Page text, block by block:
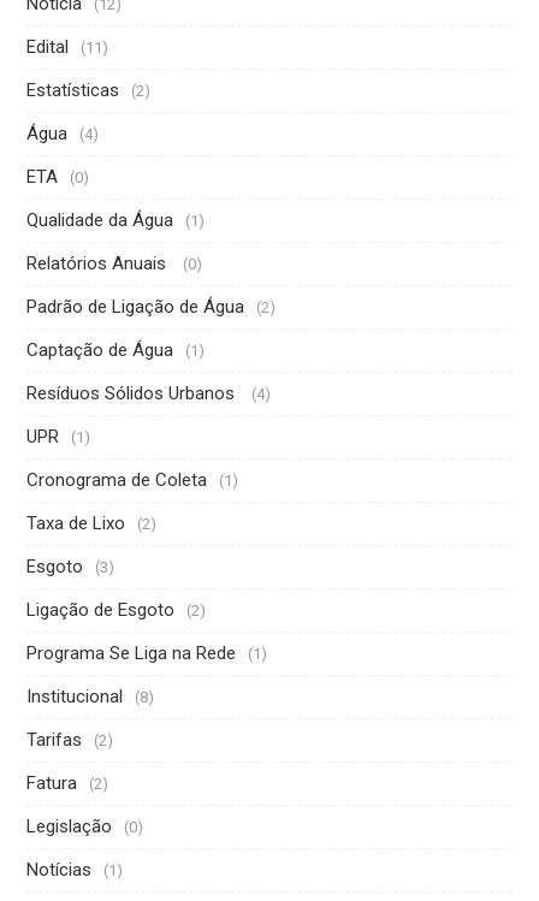
(12)
Edital (11)
Estatísticas (2)
Água (4)
ETA (0)
Qualidade da Água (1)
Relatórios Anuais (0)
Padrão de Ligação de Água (2)
Captação de Água (1)
Resíduos Sólidos Urbanos (4)
UPR (1)
Cronograma de Coleta (1)
Taxa de Lixo (2)
Esgoto (3)
Ligação de Esgoto (2)
Programa Se Liga na Rede (1)
Institucional (8)
Tarifas (2)
Fatura (2)
Legislação (0)
Notícias (1)